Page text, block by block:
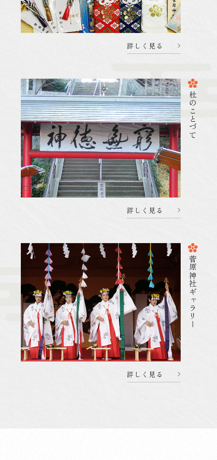
2026.01.24 祭 事・行 事
令和8年 節分祭のご案内
詳しく見る
2025.12.13 杜のことづて
071213 12月31日のご祈祷受付
詳しく見る
詳しく見る
詳しく見る
杜のことづて
詳しく見る
菅原神社ギャラリー